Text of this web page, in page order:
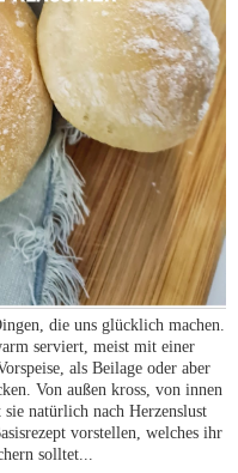
die uns glücklich machen.
serviert, meist mit einer
als Beilage oder aber
Von außen kross, von innen
natürlich nach Herzenslust
vorstellen, welches ihr
solltet...